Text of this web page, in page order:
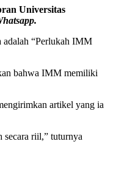
Universitas
adalah “Perlukah IMM
bahwa IMM memiliki
artikel yang ia
secara riil,” tuturnya